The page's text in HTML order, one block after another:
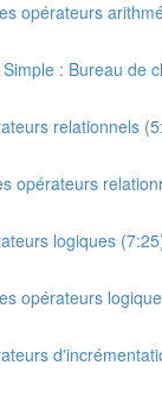
opérateurs
: Bureau de
relationnels
opérateurs
logiques
opérateurs